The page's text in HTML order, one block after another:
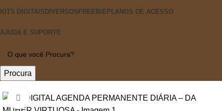
KITS DIGITAIS DIVERSOS FREEBIE PLANOS DE ACESSO
AJUDA E SUPORTE
Procura
Click to enlarge